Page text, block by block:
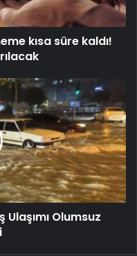
kısa süre kaldı!
Olumsuz